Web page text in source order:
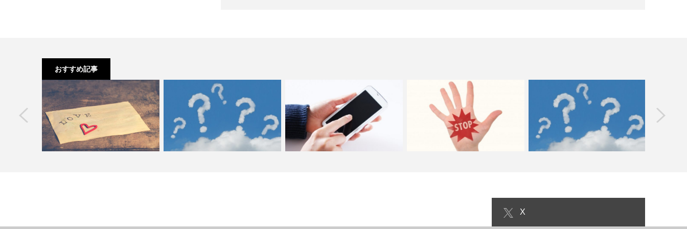
おすすめ記事
マイナンバーを拒否しても罰則はない
ビジネス版 悪魔の辞典の内容や名言！
next
X